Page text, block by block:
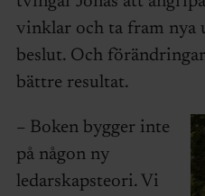
vinklar och ta fram nya
beslut. Och
bättre resultat.
– Boken bygger inte
på någon ny
ledarskapsteori. Vi